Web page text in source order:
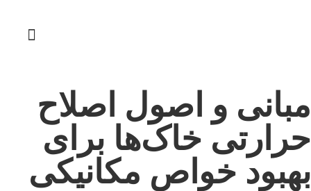
مبانی و اصول اصلاح
حرارتی خاک‌ها برای
بهبود خواص مکانیکی